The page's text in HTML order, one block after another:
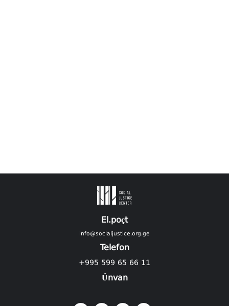
El.poçt
info@socialjustice.org.ge
Telefon
+995 599 65 66 11
Ünvan